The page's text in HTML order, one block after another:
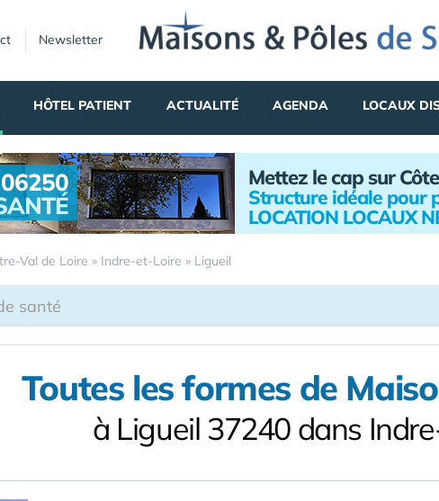
Newsletter
HÔTEL PATIENT ACTUALITÉ AGENDA LOCAUX
Mettez le cap sur
Structure idéale pour
LOCATION LOCAUX
Val de Loire » Indre-et-Loire » Ligueil
Toutes les formes de
à Ligueil 37240 dans